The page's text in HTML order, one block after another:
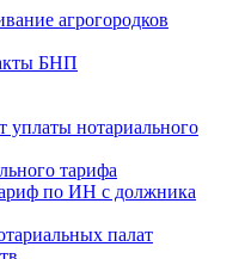
агрогородков
БНП
уплаты нотариального
тарифа
по ИН с должника
палат